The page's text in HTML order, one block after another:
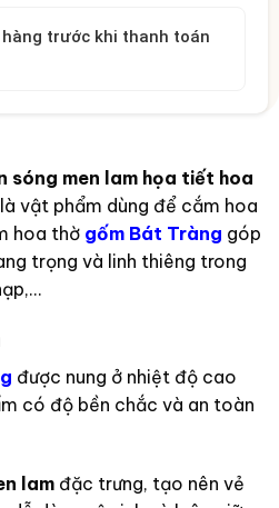
trước khi thanh toán
sóng men lam họa tiết hoa
là vật phẩm dùng để cắm hoa
hoa thờ gốm Bát Tràng góp
trọng và linh thiêng trong
được nung ở nhiệt độ cao
có độ bền chắc và an toàn
lamđặc trưng, tạo nên vẻ